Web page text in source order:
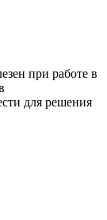
при работе в
для решения